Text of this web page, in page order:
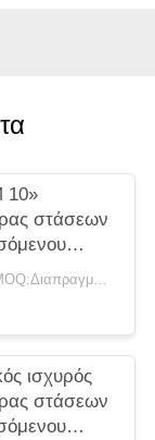
10»
στάσεων
που
την
negotiable MOQ:Διαπραγμάτευση
ισχυρός
στάσεων